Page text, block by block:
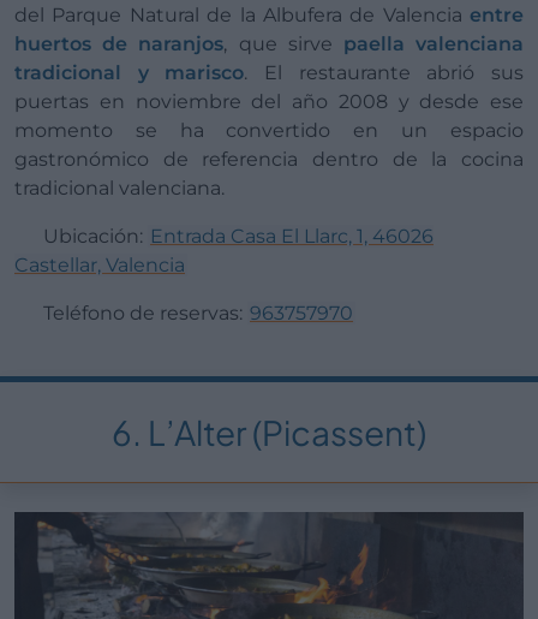
del Parque Natural de la Albufera de Valencia entre
huertos de naranjos, que sirve paella valenciana
tradicional y marisco. El restaurante abrió sus
puertas en noviembre del año 2008 y desde ese
momento se ha convertido en un espacio
gastronómico de referencia dentro de la cocina
tradicional valenciana.
Ubicación: Entrada Casa El Llarc, 1, 46026
Castellar, Valencia
Teléfono de reservas: 963757970
6. L’Alter (Picassent)